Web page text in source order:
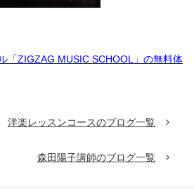
「ZIGZAG MUSIC SCHOOL」の無料体
洋楽レッスンコースのブログ一覧
森田陽子講師のブログ一覧